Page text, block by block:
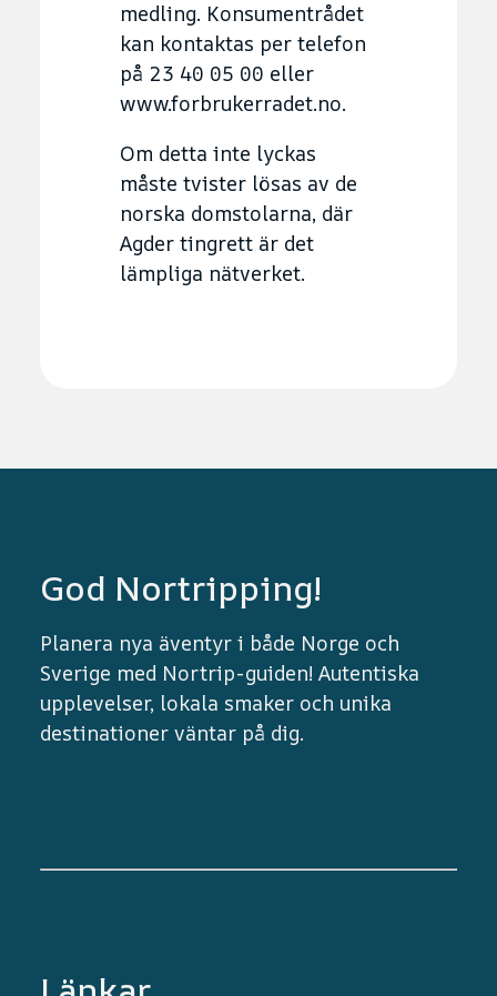
medling. Konsumentrådet
kan kontaktas per telefon
på 23 40 05 00 eller
www.forbrukerradet.no.
Om detta inte lyckas
måste tvister lösas av de
norska domstolarna, där
Agder tingrett är det
lämpliga nätverket.
God Nortripping!
Planera nya äventyr i både Norge och
Sverige med Nortrip-guiden! Autentiska
upplevelser, lokala smaker och unika
destinationer väntar på dig.